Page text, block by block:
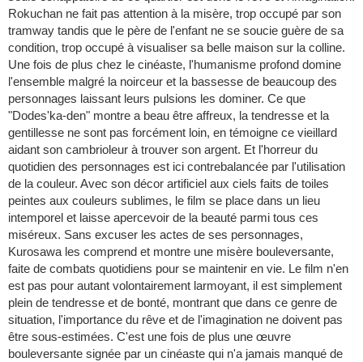
Rokuchan ne fait pas attention à la misère, trop occupé par son
tramway tandis que le père de l'enfant ne se soucie guère de sa
condition, trop occupé à visualiser sa belle maison sur la colline.
Une fois de plus chez le cinéaste, l'humanisme profond domine
l'ensemble malgré la noirceur et la bassesse de beaucoup des
personnages laissant leurs pulsions les dominer. Ce que
"Dodes'ka-den" montre a beau être affreux, la tendresse et la
gentillesse ne sont pas forcément loin, en témoigne ce vieillard
aidant son cambrioleur à trouver son argent. Et l'horreur du
quotidien des personnages est ici contrebalancée par l'utilisation
de la couleur. Avec son décor artificiel aux ciels faits de toiles
peintes aux couleurs sublimes, le film se place dans un lieu
intemporel et laisse apercevoir de la beauté parmi tous ces
miséreux. Sans excuser les actes de ses personnages,
Kurosawa les comprend et montre une misère bouleversante,
faite de combats quotidiens pour se maintenir en vie. Le film n'en
est pas pour autant volontairement larmoyant, il est simplement
plein de tendresse et de bonté, montrant que dans ce genre de
situation, l'importance du rêve et de l'imagination ne doivent pas
être sous-estimées. C'est une fois de plus une œuvre
bouleversante signée par un cinéaste qui n'a jamais manqué de